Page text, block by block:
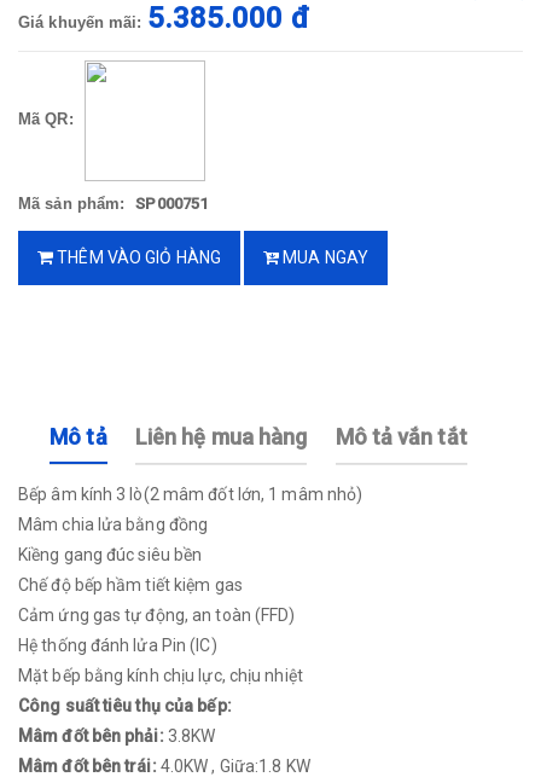
Giá khuyến mãi: 5.385.000 đ
Mã QR:
Mã sản phẩm: SP000751
THÊM VÀO GIỎ HÀNG MUA NGAY
Mô tả Liên hệ mua hàng Mô tả vắn tắt
Bếp âm kính 3 lò(2 mâm đốt lớn, 1 mâm nhỏ)
Mâm chia lửa bằng đồng
Kiềng gang đúc siêu bền
Chế độ bếp hầm tiết kiệm gas
Cảm ứng gas tự động, an toàn (FFD)
Hệ thống đánh lửa Pin (IC)
Mặt bếp bằng kính chịu lực, chịu nhiệt
Công suất tiêu thụ của bếp:
Mâm đốt bên phải: 3.8KW
Mâm đốt bên trái: 4.0KW , Giữa:1.8 KW